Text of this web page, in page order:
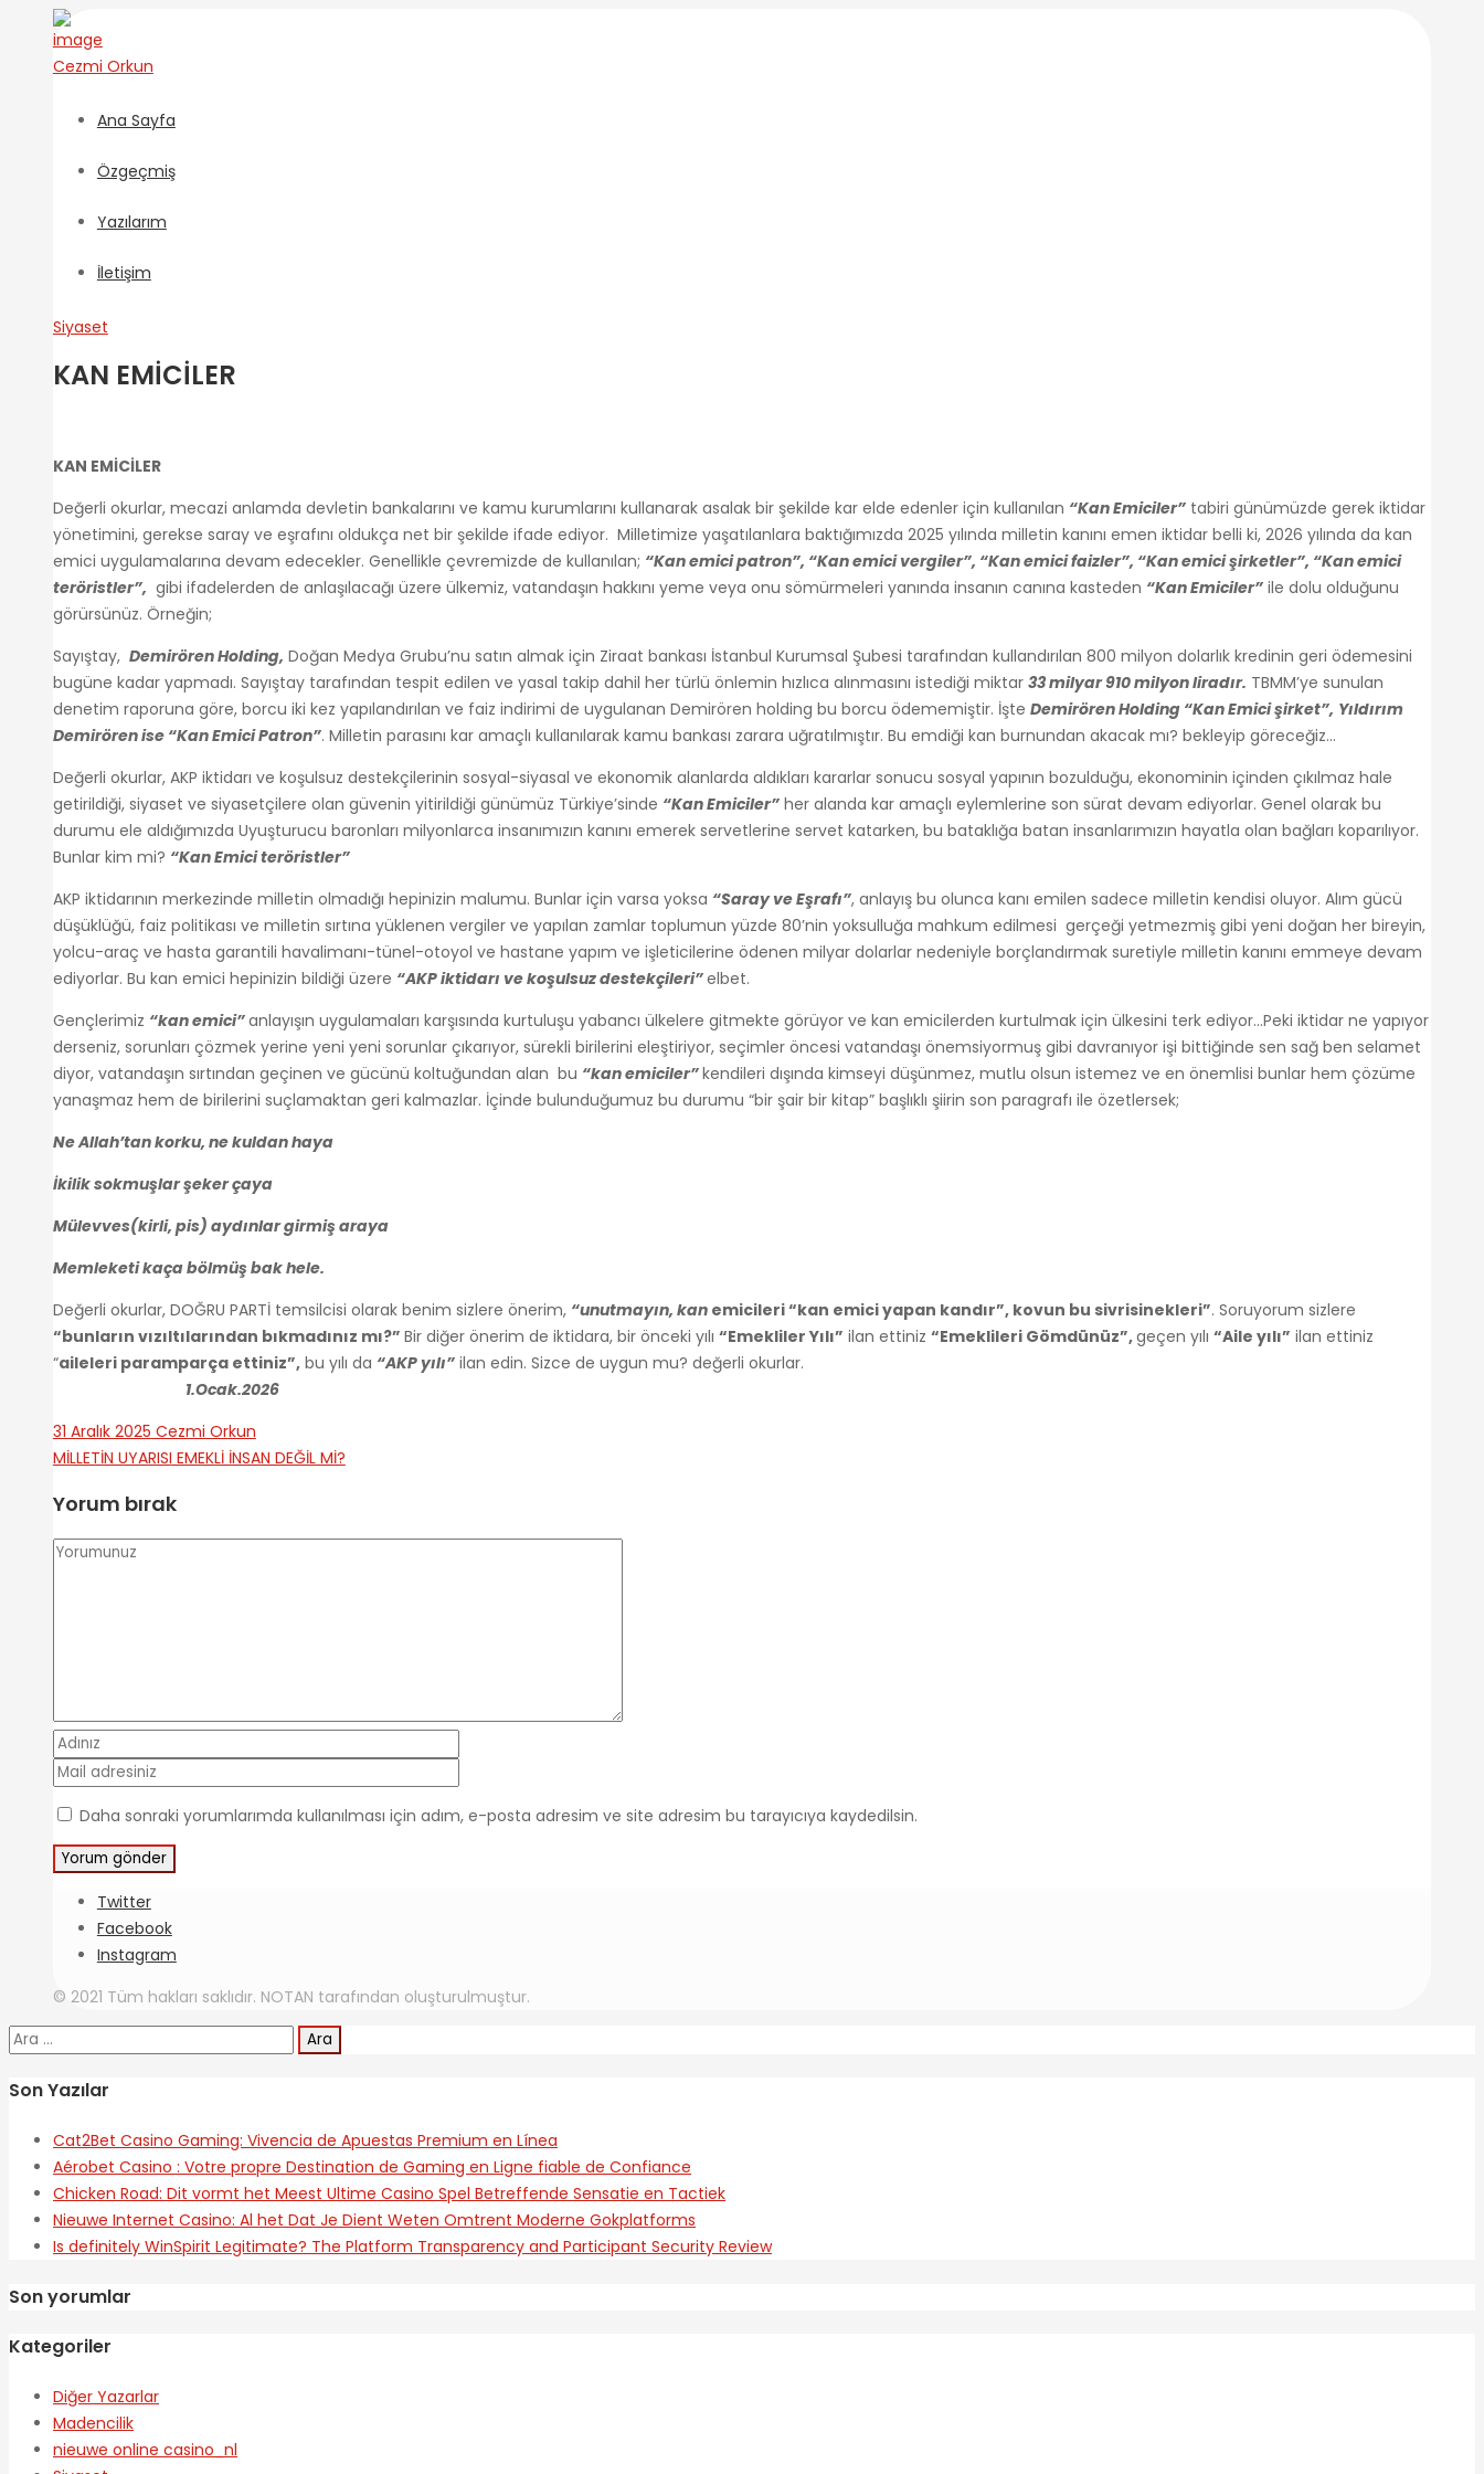
Cezmi Orkun
Ana Sayfa
Özgeçmiş
Yazılarım
İletişim
Siyaset
KAN EMİCİLER
KAN EMİCİLER
Değerli okurlar, mecazi anlamda devletin bankalarını ve kamu kurumlarını kullanarak asalak bir şekilde kar elde edenler için kullanılan “Kan Emiciler”tabiri günümüzde gerek iktidar
yönetimini, gerekse saray ve eşrafını oldukça net bir şekilde ifade ediyor. Milletimize yaşatılanlara baktığımızda 2025 yılında milletin kanını emen iktidar belli ki, 2026 yılında da kan
emici uygulamalarına devam edecekler. Genellikle çevremizde de kullanılan; “Kan emici patron”, “Kan emici vergiler”, “Kan emici faizler”, “Kan emici şirketler”, “Kan emici
teröristler”, gibi ifadelerden de anlaşılacağı üzere ülkemiz, vatandaşın hakkını yeme veya onu sömürmeleri yanında insanın canına kasteden “Kan Emiciler”ile dolu olduğunu
görürsünüz. Örneğin;
Sayıştay, Demirören Holding, Doğan Medya Grubu’nu satın almak için Ziraat bankası İstanbul Kurumsal Şubesi tarafından kullandırılan 800 milyon dolarlık kredinin geri ödemesini
bugüne kadar yapmadı. Sayıştay tarafından tespit edilen ve yasal takip dahil her türlü önlemin hızlıca alınmasını istediği miktar 33 milyar 910 milyon liradır. TBMM’ye sunulan
denetim raporuna göre, borcu iki kez yapılandırılan ve faiz indirimi de uygulanan Demirören holding bu borcu ödememiştir. İşte Demirören Holding “Kan Emici şirket”, Yıldırım
Demirören ise “Kan Emici Patron”. Milletin parasını kar amaçlı kullanılarak kamu bankası zarara uğratılmıştır. Bu emdiği kan burnundan akacak mı? bekleyip göreceğiz…
Değerli okurlar, AKP iktidarı ve koşulsuz destekçilerinin sosyal-siyasal ve ekonomik alanlarda aldıkları kararlar sonucu sosyal yapının bozulduğu, ekonominin içinden çıkılmaz hale
getirildiği, siyaset ve siyasetçilere olan güvenin yitirildiği günümüz Türkiye’sinde “Kan Emiciler”her alanda kar amaçlı eylemlerine son sürat devam ediyorlar. Genel olarak bu
durumu ele aldığımızda Uyuşturucu baronları milyonlarca insanımızın kanını emerek servetlerine servet katarken, bu bataklığa batan insanlarımızın hayatla olan bağları koparılıyor.
Bunlar kim mi? “Kan Emici teröristler”
AKP iktidarının merkezinde milletin olmadığı hepinizin malumu. Bunlar için varsa yoksa “Saray ve Eşrafı”, anlayış bu olunca kanı emilen sadece milletin kendisi oluyor. Alım gücü
düşüklüğü, faiz politikası ve milletin sırtına yüklenen vergiler ve yapılan zamlar toplumun yüzde 80’nin yoksulluğa mahkum edilmesi gerçeği yetmezmiş gibi yeni doğan her bireyin,
yolcu-araç ve hasta garantili havalimanı-tünel-otoyol ve hastane yapım ve işleticilerine ödenen milyar dolarlar nedeniyle borçlandırmak suretiyle milletin kanını emmeye devam
ediyorlar. Bu kan emici hepinizin bildiği üzere “AKP iktidarı ve koşulsuz destekçileri”elbet.
Gençlerimiz “kan emici”anlayışın uygulamaları karşısında kurtuluşu yabancı ülkelere gitmekte görüyor ve kan emicilerden kurtulmak için ülkesini terk ediyor…Peki iktidar ne yapıyor
derseniz, sorunları çözmek yerine yeni yeni sorunlar çıkarıyor, sürekli birilerini eleştiriyor, seçimler öncesi vatandaşı önemsiyormuş gibi davranıyor işi bittiğinde sen sağ ben selamet
diyor, vatandaşın sırtından geçinen ve gücünü koltuğundan alan bu “kan emiciler”kendileri dışında kimseyi düşünmez, mutlu olsun istemez ve en önemlisi bunlar hem çözüme
yanaşmaz hem de birilerini suçlamaktan geri kalmazlar. İçinde bulunduğumuz bu durumu “bir şair bir kitap” başlıklı şiirin son paragrafı ile özetlersek;
Ne Allah’tan korku, ne kuldan haya
İkilik sokmuşlar şeker çaya
Mülevves(kirli, pis) aydınlar girmiş araya
Memleketi kaça bölmüş bak hele.
Değerli okurlar, DOĞRU PARTİ temsilcisi olarak benim sizlere önerim, “unutmayın, kan emicileri “kan emici yapan kandır”, kovun bu sivrisinekleri”. Soruyorum sizlere
“bunların vızıltılarından bıkmadınız mı?” Bir diğer önerim de iktidara, bir önceki yılı “Emekliler Yılı” ilan ettiniz “Emeklileri Gömdünüz”,geçen yılı “Aile yılı” ilan ettiniz
“aileleri paramparça ettiniz”,bu yılı da “AKP yılı”ilan edin. Sizce de uygun mu? değerli okurlar.
1.Ocak.2026
31 Aralık 2025 Cezmi Orkun
MİLLETİN UYARISI EMEKLİ İNSAN DEĞİL Mİ?
Yorum bırak
Daha sonraki yorumlarımda kullanılması için adım, e-posta adresim ve site adresim bu tarayıcıya kaydedilsin.
Twitter
Facebook
Instagram
© 2021 Tüm hakları saklıdır. NOTAN tarafından oluşturulmuştur.
Arama:
Son Yazılar
Cat2Bet Casino Gaming: Vivencia de Apuestas Premium en Línea
Aérobet Casino : Votre propre Destination de Gaming en Ligne fiable de Confiance
Chicken Road: Dit vormt het Meest Ultime Casino Spel Betreffende Sensatie en Tactiek
Nieuwe Internet Casino: Al het Dat Je Dient Weten Omtrent Moderne Gokplatforms
Is definitely WinSpirit Legitimate? The Platform Transparency and Participant Security Review
Son yorumlar
Kategoriler
Diğer Yazarlar
Madencilik
nieuwe online casino_nl